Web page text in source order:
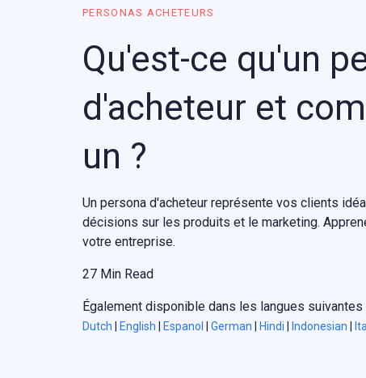
PERSONAS ACHETEURS
Qu'est-ce qu'un
d'acheteur et
un ?
Un persona d'acheteur représente vos clients
décisions sur les produits et le marketing.
votre entreprise.
27 Min Read
Également disponible dans les langues suivantes
Dutch | English | Espanol | German | Hindi | Indonesian |